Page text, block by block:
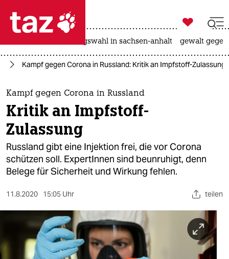
 taz zahl ich
taz zahl ich
themen
politik
öko
gesellschaft
sport
berlin
nord

taz zahl ich
landtagswahl in sachsen-anhalt gewalt
Kampf gegen Corona in Russland: Kritik an Impfstoff-Zulassung
Kampf gegen Corona in Russland
Kritik an Impfstoff-
Zulassung
Russland gibt eine Injektion frei, die vor Corona
schützen soll. ExpertInnen sind beunruhigt, denn
Belege für Sicherheit und Wirkung fehlen.
11.8.2020 15:05 Uhr teilen